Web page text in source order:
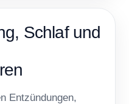
Schlaf und
Entzündungen,